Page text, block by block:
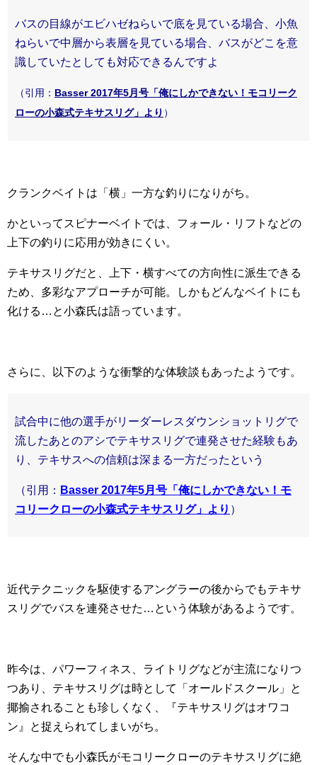
バスの目線がエビハゼねらいで底を見ている場合、小魚
ねらいで中層から表層を見ている場合、バスがどこを意
識していたとしても対応できるんですよ
（引用： Basser 2017年5月号「俺にしかできない！モコリーク
ローの小森式テキサスリグ」より ）
クランクベイトは「横」一方な釣りになりがち。
かといってスピナーベイトでは、フォール・リフトなどの
上下の釣りに応用が効きにくい。
テキサスリグだと、上下・横すべての方向性に派生できる
ため、多彩なアプローチが可能。しかもどんなベイトにも
化ける…と小森氏は語っています。
さらに、以下のような衝撃的な体験談もあったようです。
試合中に他の選手がリーダーレスダウンショットリグで
流したあとのアシでテキサスリグで連発させた経験もあ
り、テキサスへの信頼は深まる一方だったという
（引用： Basser 2017年5月号「俺にしかできない！モ
コリークローの小森式テキサスリグ」より ）
近代テクニックを駆使するアングラーの後からでもテキサ
スリグでバスを連発させた…という体験があるようです。
昨今は、パワーフィネス、ライトリグなどが主流になりつ
つあり、テキサスリグは時として「オールドスクール」と
揶揄されることも珍しくなく、『テキサスリグはオワコ
ン』と捉えられてしまいがち。
そんな中でも小森氏がモコリークローのテキサスリグに絶